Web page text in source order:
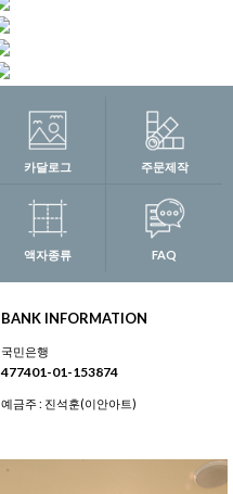
카달로그 주문제작
액자종류 FAQ
BANK INFORMATION
국민은행
477401-01-153874
예금주 : 진석훈(이안아트)